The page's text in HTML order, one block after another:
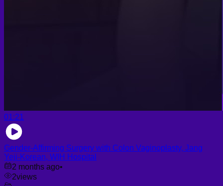
01:21
Gender-Affirming Surgery with Colon Vaginoplasty, Jang
Yeji-Korean, WIH Hospital
2 months ago•
2views